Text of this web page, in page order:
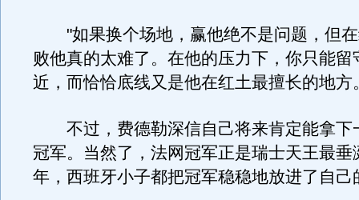
"如果换个场地，赢他绝不是问题，但在
败他真的太难了。在他的压力下，你只能留
近，而恰恰底线又是他在红土最擅长的地方
不过，费德勒深信自己将来肯定能拿下
冠军。当然了，法网冠军正是瑞士天王最垂
年，西班牙小子都把冠军稳稳地放进了自己